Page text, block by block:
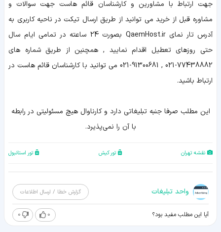
جهت ارتباط با مشاورین و کارشناسان قائم هاست جهت سوالات و
مشاوره قبل از خرید می توانید از طریق ارسال تیکت در ناحیه کاربری به
آدرس تار نمای QaemHost.ir بصورت 24 ساعته در تمامی ایام سال
حتی روزهای تعطیل اقدام نمایید , همچنین از طریق شماره های
77438882-021 , 91300681-021 می توانید با کارشناسان قائم هاست در
ارتباط باشید.
اين مطلب صرفا جنبه تبليغاتي دارد و کارناوال هيچ مسئوليتي در رابطه
با آن را نمي‌پذيرد.
نقشه تهران تور کیش تور استانبول
واحد تبلیغات گزارش خطا / ارسال اطلاعات
آیا این مطلب مفید بود؟ 0
0